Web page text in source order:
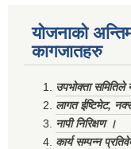
योजनाको
कागजातहरु
उपभोक्ता
लागत ईष्टिमेट,
नापी निरिक्षण ।
कार्य सम्पन्न